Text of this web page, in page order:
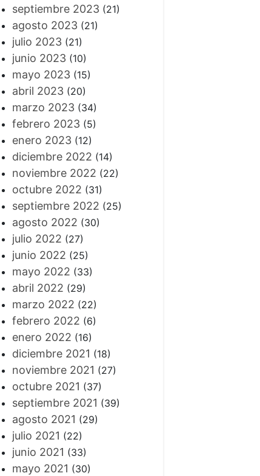
septiembre 2023(21)
agosto 2023(21)
julio 2023(21)
junio 2023(10)
mayo 2023(15)
abril 2023(20)
marzo 2023(34)
febrero 2023(5)
enero 2023(12)
diciembre 2022 (14)
noviembre 2022 (22)
octubre 2022 (31)
septiembre 2022 (25)
agosto 2022 (30)
julio 2022 (27)
junio 2022 (25)
mayo 2022 (33)
abril 2022 (29)
marzo 2022 (22)
febrero 2022 (6)
enero 2022 (16)
diciembre 2021 (18)
noviembre 2021 (27)
octubre 2021 (37)
septiembre 2021 (39)
agosto 2021 (29)
julio 2021 (22)
junio 2021 (33)
mayo 2021 (30)